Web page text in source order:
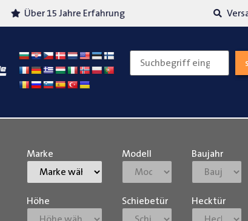
Über 15 Jahre Erfahrung
Marke Modell Baujahr
Höhe Schiebetür Hecktür